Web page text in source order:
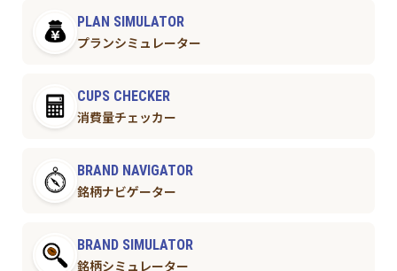
PLAN SIMULATOR
プランシミュレーター
CUPS CHECKER
消費量チェッカー
BRAND NAVIGATOR
銘柄ナビゲーター
BRAND SIMULATOR
銘柄シミュレーター